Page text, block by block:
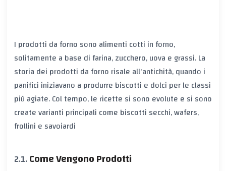
I prodotti da forno sono alimenti cotti in forno,
solitamente a base di farina, zucchero, uova e grassi. La
storia dei prodotti da forno risale all'antichità, quando i
panifici iniziavano a produrre biscotti e dolci per le classi
più agiate. Col tempo, le ricette si sono evolute e si sono
create varianti principali come biscotti secchi, wafers,
frollini e savoiardi
Come Vengono Prodotti